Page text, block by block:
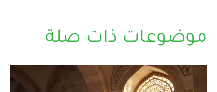
موضوعات ذات صلة